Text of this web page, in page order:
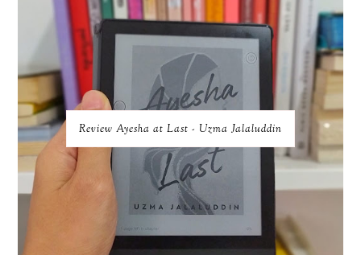
Review Ayesha at Last - Uzma Jalaluddin